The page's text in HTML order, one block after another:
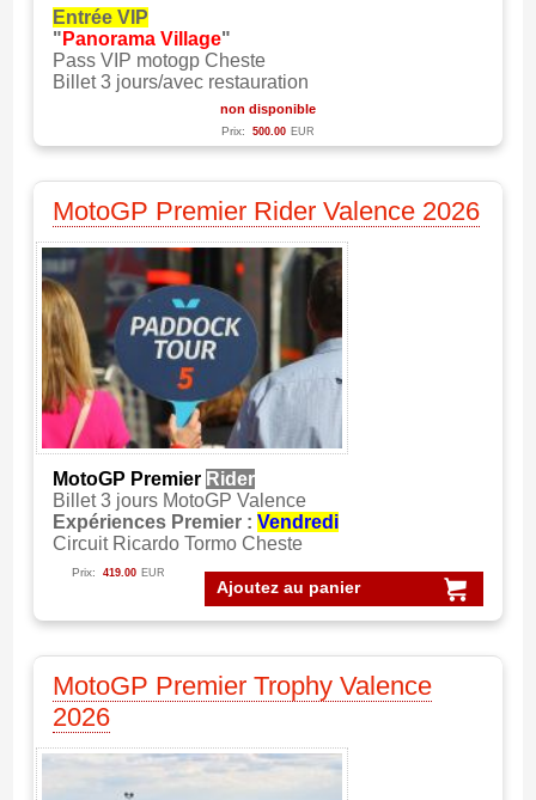
Entrée VIP
" Panorama Village"
Pass VIP motogp Cheste
Billet 3 jours/avec restauration
non disponible
Prix: 500.00 EUR
MotoGP Premier Rider Valence 2026
MotoGP Premier Rider
Billet 3 jours MotoGP Valence
Expériences Premier : Vendredi
Circuit Ricardo Tormo Cheste
Ajoutez au panier
Prix: 419.00 EUR
MotoGP Premier Trophy Valence
2026